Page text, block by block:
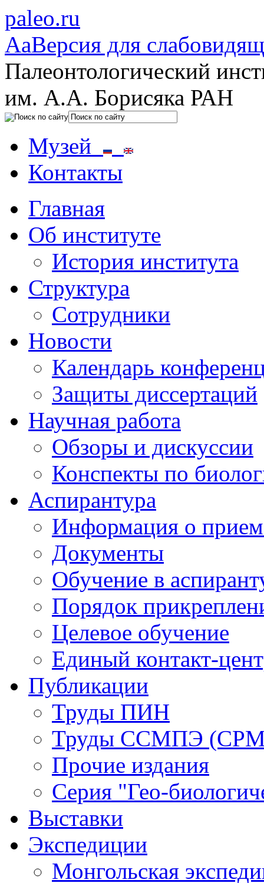
paleo.ru
AaВерсия для
Палеонтологический
им. А.А. Борисяка РАН
Музей
Контакты
Главная
Об институте
История института
Структура
Сотрудники
Новости
Календарь
Защиты диссертаций
Научная работа
Обзоры и дискуссии
Конспекты по
Аспирантура
Информация о
Документы
Обучение в
Порядок
Целевое обучение
Единый контакт-
Публикации
Труды ПИН
Труды ССМПЭ
Прочие издания
Серия "Гео-
Выставки
Экспедиции
Монгольская